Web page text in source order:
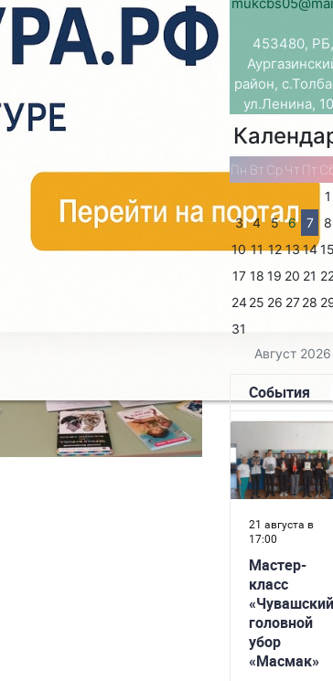
но и с обязанностями,
викторина
в том, чем похожи и чем
о верблюде и лошади
«Наши права» и песню
постоянная книжная
453480, РБ,
район,
ул.Ленина,
Август 2026
Пн Вт Ср Чт Пт
1
3
4 5 6 7 8
10 11 12 1314 15
17 18 19 20 21
24 25 26 27 28
31